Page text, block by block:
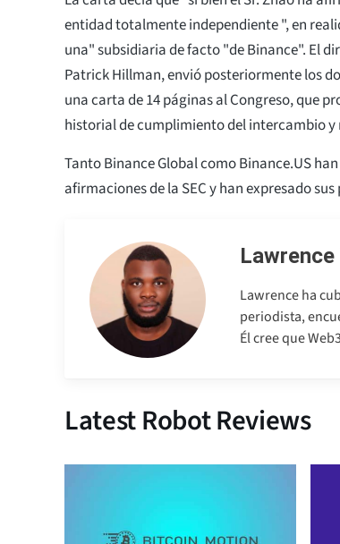
entidad totalmente independiente ", en
una" subsidiaria de facto "de Binance". El
Patrick Hillman, envió posteriormente los
una carta de 14 páginas al Congreso, que
historial de cumplimiento del intercambio
Tanto Binance Global como Binance.US
afirmaciones de la SEC y han expresado
Lawrence ha
periodista,
Él cree que
Latest Robot Reviews